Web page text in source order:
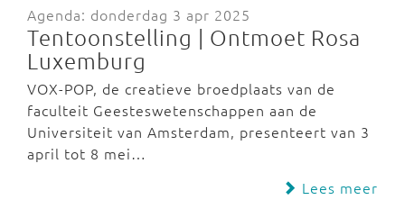
Agenda: donderdag 3 apr 2025
Tentoonstelling | Ontmoet Rosa
Luxemburg
VOX-POP, de creatieve broedplaats van de
faculteit Geesteswetenschappen aan de
Universiteit van Amsterdam, presenteert van 3
april tot 8 mei…
Lees meer